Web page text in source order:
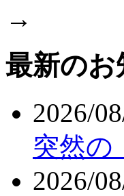
→
最新のお
2026/
突然の
2026/